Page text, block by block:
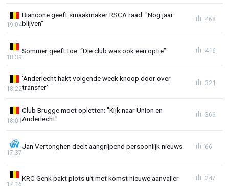
Biancone geeft smaakmaker RSCA raad: "Nog jaar
blijven"
19:04
468
Sommer geeft toe: “Die club was ook een optie”
18:39
416
'Anderlecht hakt volgende week knoop door over
transfer'
18:22
321
Club Brugge moet opletten: "Kijk naar Union en
Anderlecht"
18:01
366
Jan Vertonghen deelt aangrijpend persoonlijk nieuws
17:37
66
KRC Genk pakt plots uit met komst nieuwe aanvaller
17:16
247